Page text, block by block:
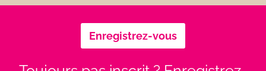
Enregistrez-vous